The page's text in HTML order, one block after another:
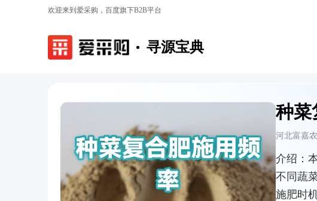
欢迎来到爱采购，百度旗下B2B平台
寻源宝典
种菜
河北富嘉
介绍：
不同蔬
施肥时